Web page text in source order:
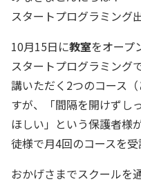
スタートプログラミング
10月15日に教室をオープ
スタートプログラミング
講いただく2つのコース
すが、「間隔を開けずし
ほしい」という保護者様
徒様で月4回のコースを受
おかげさまでスクールを